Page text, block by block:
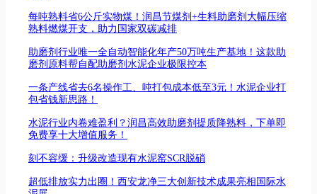
每吨熟料省6公斤实物煤！润昌节煤剂+生料助磨剂大幅压缩
熟料燃煤开支，助力国家双碳减排
助磨剂行业唯一全自动智能化年产50万吨生产基地！这款助
磨剂原料帮自配助磨剂水泥企业极限控本
一条产线省去6名操作工、吨打包成本低至3元！水泥企业打
包省钱新思路！
水泥行业内卷难盈利？润昌高效助磨剂提质降熟料，下单即
免费享十大增值服务！
刻不容缓：升级改造现有水泥窑SCR脱硝
超低排放实力出圈！西安龙净三大创新技术成果亮相国际水